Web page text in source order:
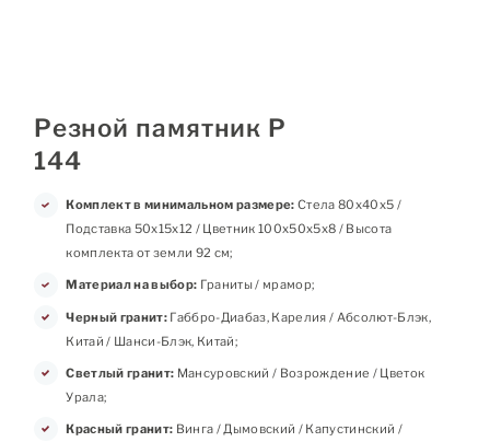
Резной памятник Р
144
Комплект в минимальном размере: Стела 80х40х5 /
Подставка 50х15х12 / Цветник 100х50х5х8 / Высота
комплекта от земли 92 см;
Материал на выбор: Граниты / мрамор;
Черный гранит:Габбро-Диабаз, Карелия / Абсолют-Блэк,
Китай / Шанси-Блэк, Китай;
Светлый гранит: Мансуровский / Возрождение / Цветок
Урала;
Красный гранит: Винга / Дымовский / Капустинский /